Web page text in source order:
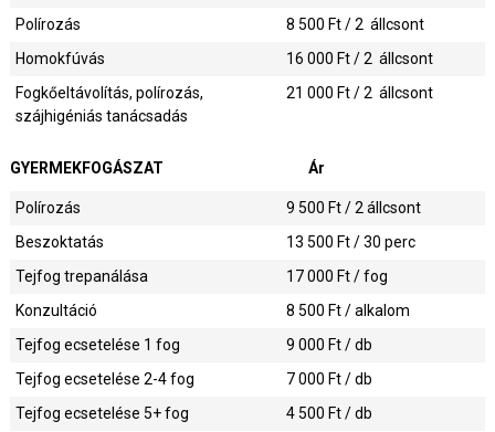
8 500Ft / 2 állcsont
Polírozás
16 000Ft / 2 állcsont
Homokfúvás
21 000Ft / 2 állcsont
Fogkőeltávolítás, polírozás,
szájhigéniás tanácsadás
GYERMEKFOGÁSZAT Ár
9 500 Ft / 2 állcsont
Polírozás
13 500 Ft / 30 perc
Beszoktatás
17 000 Ft / fog
Tejfog trepanálása
8 500 Ft / alkalom
Konzultáció
9 000 Ft / db
Tejfog ecsetelése 1 fog
7 000 Ft / db
Tejfog ecsetelése 2-4 fog
4 500 Ft / db
Tejfog ecsetelése 5+ fog